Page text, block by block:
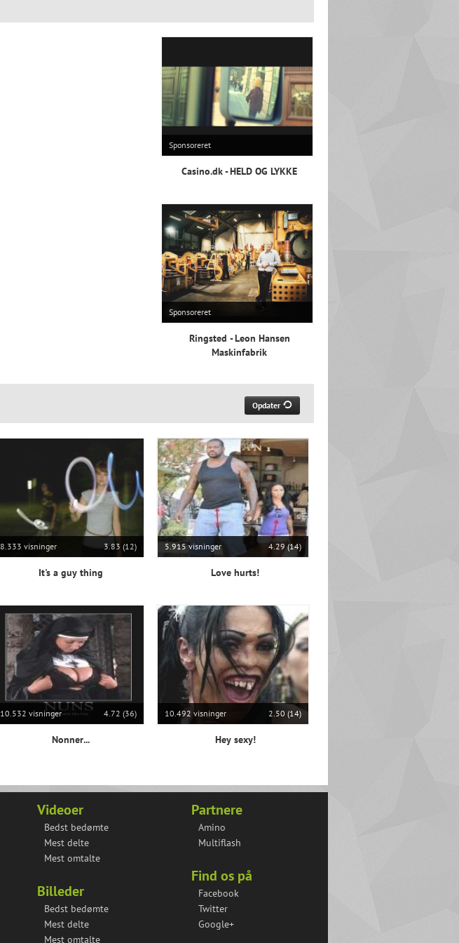
Sponsoreret
Casino.dk - HELD OG LYKKE
Sponsoreret
Ringsted - Leon Hansen
Maskinfabrik
Opdater
8.333 visninger 3.83 (12)
It's a guy thing
5.915 visninger 4.29 (14)
Love hurts!
10.532 visninger 4.72 (36)
Nonner...
10.492 visninger 2.50 (14)
Hey sexy!
Partnere
Amino
Multiflash
Find os på
Facebook
Twitter
Google+
Videoer
Bedst bedømte
Mest delte
Mest omtalte
Billeder
Bedst bedømte
Mest delte
Mest omtalte